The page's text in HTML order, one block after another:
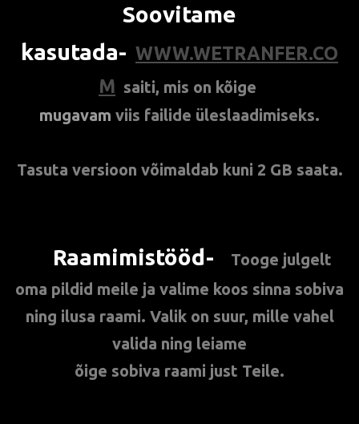
Soovitame
kasutada- WWW.WETRANFER.CO
M saiti, mis on kõige
mugavam viis failide üleslaadimiseks.
Tasuta versioon võimaldab kuni 2 GB saata.
Raamimistööd-
Tooge julgelt
oma pildid meile ja valime koos sinna sobiva
ning ilusa raami. Valik on suur, mille vahel
valida ning leiame
õige sobiva raami just Teile.